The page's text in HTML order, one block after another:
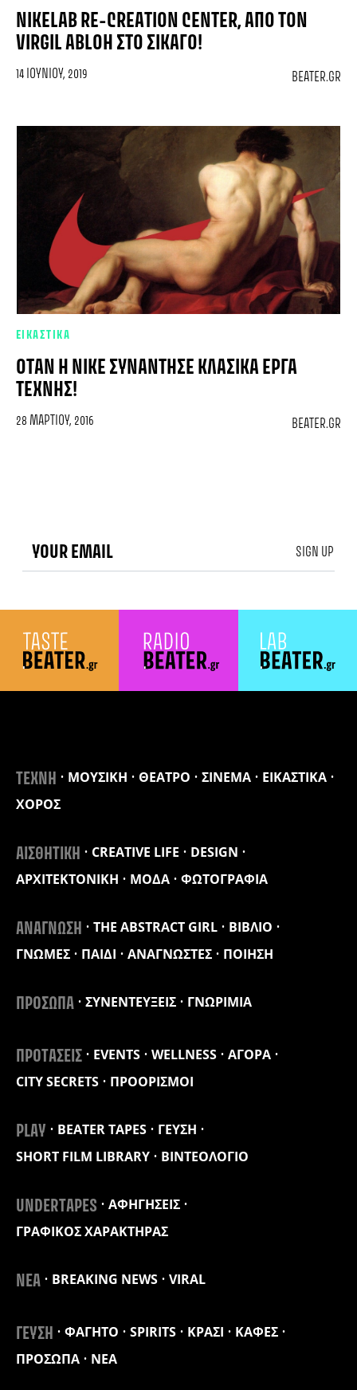
NIKELAB RE-CREATION CENTER, ΑΠΌ ΤΟΝ
VIRGIL ABLOH ΣΤΟ ΣΙΚΆΓΟ!
14 ΙΟΥΝΊΟΥ, 2019 BEATER.GR
ΕΙΚΑΣΤΙΚΑ
ΌΤΑΝ Η NIKE ΣΥΝΆΝΤΗΣΕ ΚΛΑΣΙΚΆ ΈΡΓΑ
ΤΈΧΝΗΣ!
28 ΜΑΡΤΊΟΥ, 2016 BEATER.GR
ΤΕΧΝΗ ΜΟΥΣΙΚΗ ΘΕΑΤΡΟ ΣΙΝΕΜΑ
ΕΙΚΑΣΤΙΚΑ
ΧΟΡΟΣ
ΑΙΣΘΗΤΙΚΗ CREATIVE LIFE
DESIGN
ΑΡΧΙΤΕΚΤΟΝΙΚΗ
ΜΟΔΑ ΦΩΤΟΓΡΑΦΙΑ
ΑΝΑΓΝΩΣΗ THE ABSTRACT GIRL
ΒΙΒΛΙΟ
ΓΝΩΜΕΣ
ΠΑΙΔΙ ΑΝΑΓΝΩΣΤΕΣ ΠΟΙΗΣΗ
ΠΡΟΣΩΠΑ ΣΥΝΕΝΤΕΥΞΕΙΣ ΓΝΩΡΙΜΙΑ
ΠΡΟΤΑΣΕΙΣ EVENTS WELLNESS
ΑΓΟΡΑ
CITY SECRETS
ΠΡΟΟΡΙΣΜΟΙ
PLAY BEATER TAPES
ΓΕΥΣΗ
SHORT FILM LIBRARY
ΒΙΝΤΕΟΛΟΓΙΟ
UNDERTAPES
ΑΦΗΓΗΣΕΙΣ
ΓΡΑΦΙΚΟΣ ΧΑΡΑΚΤΗΡΑΣ
ΝΕΑ BREAKING NEWS VIRAL
ΓΕΥΣΗ ΦΑΓΗΤΟ SPIRITS ΚΡΑΣΙ
ΚΑΦΕΣ
ΠΡΟΣΩΠΑ
ΝΕΑ
SIGN UP